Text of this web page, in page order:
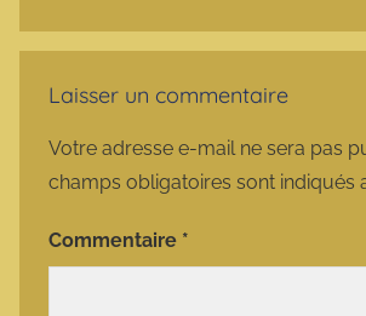
Laisser un commentaire
Votre adresse e-mail ne sera pas
champs obligatoires sont indiqués
Commentaire *